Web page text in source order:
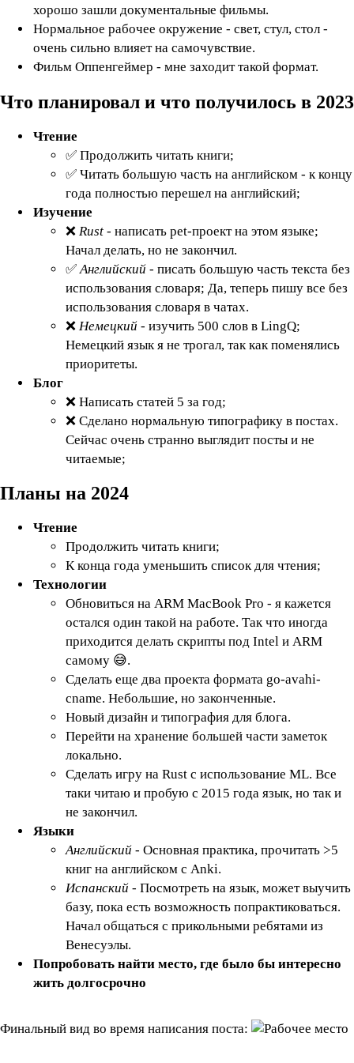
хорошо зашли документальные фильмы.
Нормальное рабочее окружение - свет, стул, стол -
очень сильно влияет на самочувствие.
Фильм Оппенгеймер - мне заходит такой формат.
Что планировал и что получилось в 2023
Чтение
✅ Продолжить читать книги;
✅ Читать большую часть на английском - к концу
года полностью перешел на английский;
Изучение
❌ Rust - написать pet-проект на этом языке;
Начал делать, но не закончил.
✅Английский - писать большую часть текста без
использования словаря; Да, теперь пишу все без
использования словаря в чатах.
❌ Немецкий - изучить 500 слов в LingQ;
Немецкий язык я не трогал, так как поменялись
приоритеты.
Блог
❌ Написать статей 5 за год;
❌ Сделано нормальную типографику в постах.
Сейчас очень странно выглядит посты и не
читаемые;
Планы на 2024
Чтение
Продолжить читать книги;
К конца года уменьшить список для чтения;
Технологии
Обновиться на ARM MacBook Pro - я кажется
остался один такой на работе. Так что иногда
приходится делать скрипты под Intel и ARM
самому 😅.
Сделать еще два проекта формата go-avahi-
cname. Небольшие, но законченные.
Новый дизайн и типография для блога.
Перейти на хранение большей части заметок
локально.
Сделать игру на Rust c использование ML. Все
таки читаю и пробую с 2015 года язык, но так и
не закончил.
Языки
Английский - Основная практика, прочитать >5
книг на английском с Anki.
Испанский - Посмотреть на язык, может выучить
базу, пока есть возможность попрактиковаться.
Начал общаться с прикольными ребятами из
Венесуэлы.
Попробовать найти место, где было бы интересно
жить долгосрочно
Финальный вид во время написания поста: